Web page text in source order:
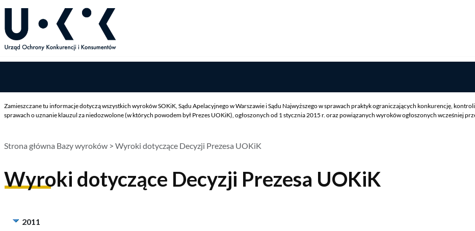
Zamieszczane tu informacje dotyczą wszystkich wyroków SOKiK, Sądu Apelacyjnego w Warszawie i Sądu Najwyższego w sprawach praktyk ograniczających konkurencję,
sprawach o uznanie klauzul za niedozwolone (w których powodem był Prezes UOKiK), ogłoszonych od 1 stycznia 2015 r. oraz powiązanych wyroków ogłoszonych wcześniej
Strona główna Bazy wyroków> Wyroki dotyczące Decyzji Prezesa UOKiK
Wyroki dotyczące Decyzji Prezesa UOKiK
2011